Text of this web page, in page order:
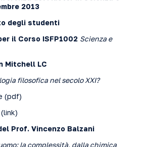
2013
degli studenti
il Corso ISFP1002 Scienza e
Mitchell LC
filosofica nel secolo XXI?
(pdf)
link)
Prof. Vincenzo Balzani
omo: la complessità, dalla chimica